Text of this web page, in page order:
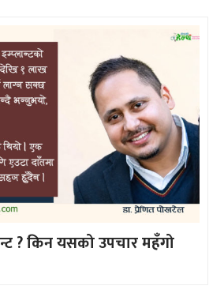
? किन यसको उपचार महँगो